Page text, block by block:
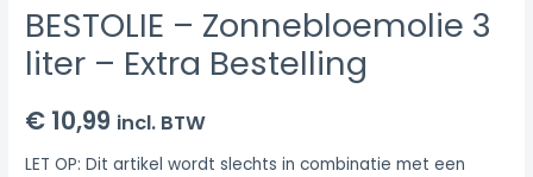
BESTOLIE – Zonnebloemolie 3
liter – Extra Bestelling
€ 10,99 incl. BTW
LET OP: Dit artikel wordt slechts in combinatie met een